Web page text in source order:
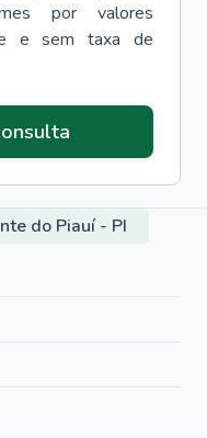
por valores
e sem taxa de
do Piauí - PI